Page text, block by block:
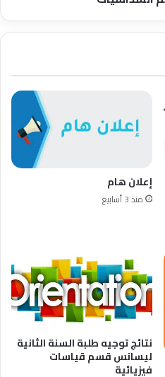
إعلان هام
منذ 3 أسابيع
نتائج توجيه طلبة السنة الثانية
ليسانس قسم قياسات
فيزيائية